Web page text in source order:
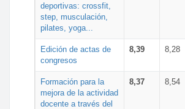
deportivas: crossfit,
step, musculación,
pilates, yoga...
Edición de actas de
congresos
8,39 8,28
Formación para la
mejora de la actividad
docente a través del
8,37 8,54